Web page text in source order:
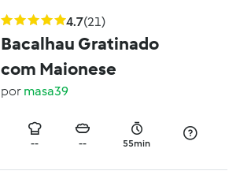
4.7(21)
Bacalhau Gratinado
com Maionese
por masa39
-- -- 55min